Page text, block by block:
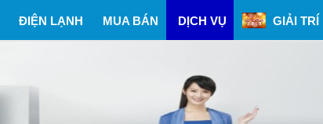
ĐIỆN LẠNH MUA BÁN DỊCH VỤ GIẢI TRÍ